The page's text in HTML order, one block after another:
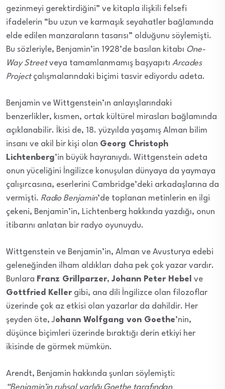
gezinmeyi gerektirdiğini” ve kitapla ilişkili felsefi
ifadelerin “bu uzun ve karmaşık seyahatler bağlamında
elde edilen manzaraların tasarısı” olduğunu söylemişti.
Bu sözleriyle, Benjamin’in 1928’de basılan kitabı One-
Way Streetveya tamamlanmamış başyapıtı Arcades
Projectçalışmalarındaki biçimi tasvir ediyordu adeta.
Benjamin ve Wittgenstein’ın anlayışlarındaki
benzerlikler, kısmen, ortak kültürel mirasları bağlamında
açıklanabilir. İkisi de, 18. yüzyılda yaşamış Alman bilim
insanı ve akil bir kişi olan Georg Christoph
Lichtenberg’in büyük hayranıydı. Wittgenstein adeta
onun yüceliğini İngilizce konuşulan dünyaya da yaymaya
çalışırcasına, eserlerini Cambridge’deki arkadaşlarına da
vermişti. Radio Benjamin’de toplanan metinlerin en ilgi
çekeni, Benjamin’in, Lichtenberg hakkında yazdığı, onun
itibarını anlatan bir radyo oyunuydu.
Wittgenstein ve Benjamin’in, Alman ve Avusturya edebi
geleneğinden ilham aldıkları daha pek çok yazar vardır.
Bunlara Franz Grillparzer, Johann Peter Hebel ve
Gottfried Kellergibi, ana dili İngilizce olan filozoflar
üzerinde çok az etkisi olan yazarlar da dahildir. Her
şeyden öte, Johann Wolfgang von Goethe’nin,
düşünce biçimleri üzerinde bıraktığı derin etkiyi her
ikisinde de görmek mümkün.
Arendt, Benjamin hakkında şunları söylemişti:
“Benjamin’in ruhsal varlığı Goethe tarafından